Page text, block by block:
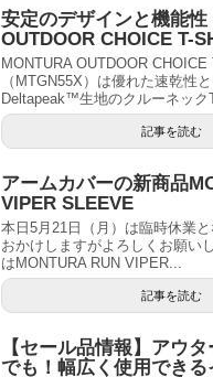
安定のデザインと機能性
OUTDOOR CHOICE T-
MONTURA OUTDOOR CHOICE
（MTGN55X）は優れた速乾性
Deltapeak™生地のクルーネック
記事を読む
アームカバーの新商品
VIPER SLEEVE
本日5月21日（月）は臨時休業
おかけしますがよろしくお願い
はMONTURA RUN VIPER...
記事を読む
【セール品情報】アウ
でも！幅広く使用できる